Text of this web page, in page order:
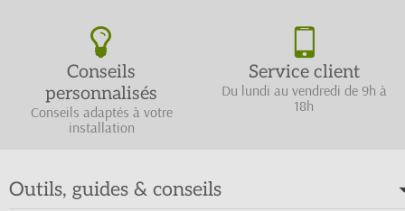
Conseils
personnalisés
Conseils adaptés à votre
installation
Service client
Du lundi au vendredi de 9h à
18h
Outils, guides & conseils